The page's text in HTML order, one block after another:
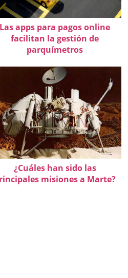
Las apps para pagos online
facilitan la gestión de
parquímetros
¿Cuáles han sido las
misiones a Marte?